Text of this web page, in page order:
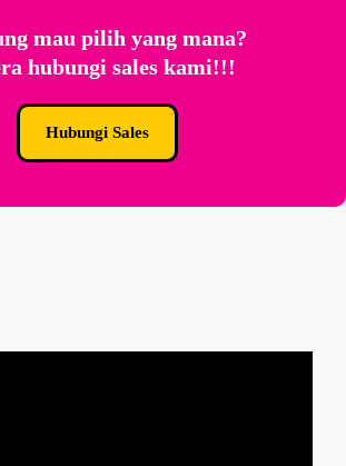
mau pilih yang mana?
hubungi sales kami!!!
Hubungi Sales